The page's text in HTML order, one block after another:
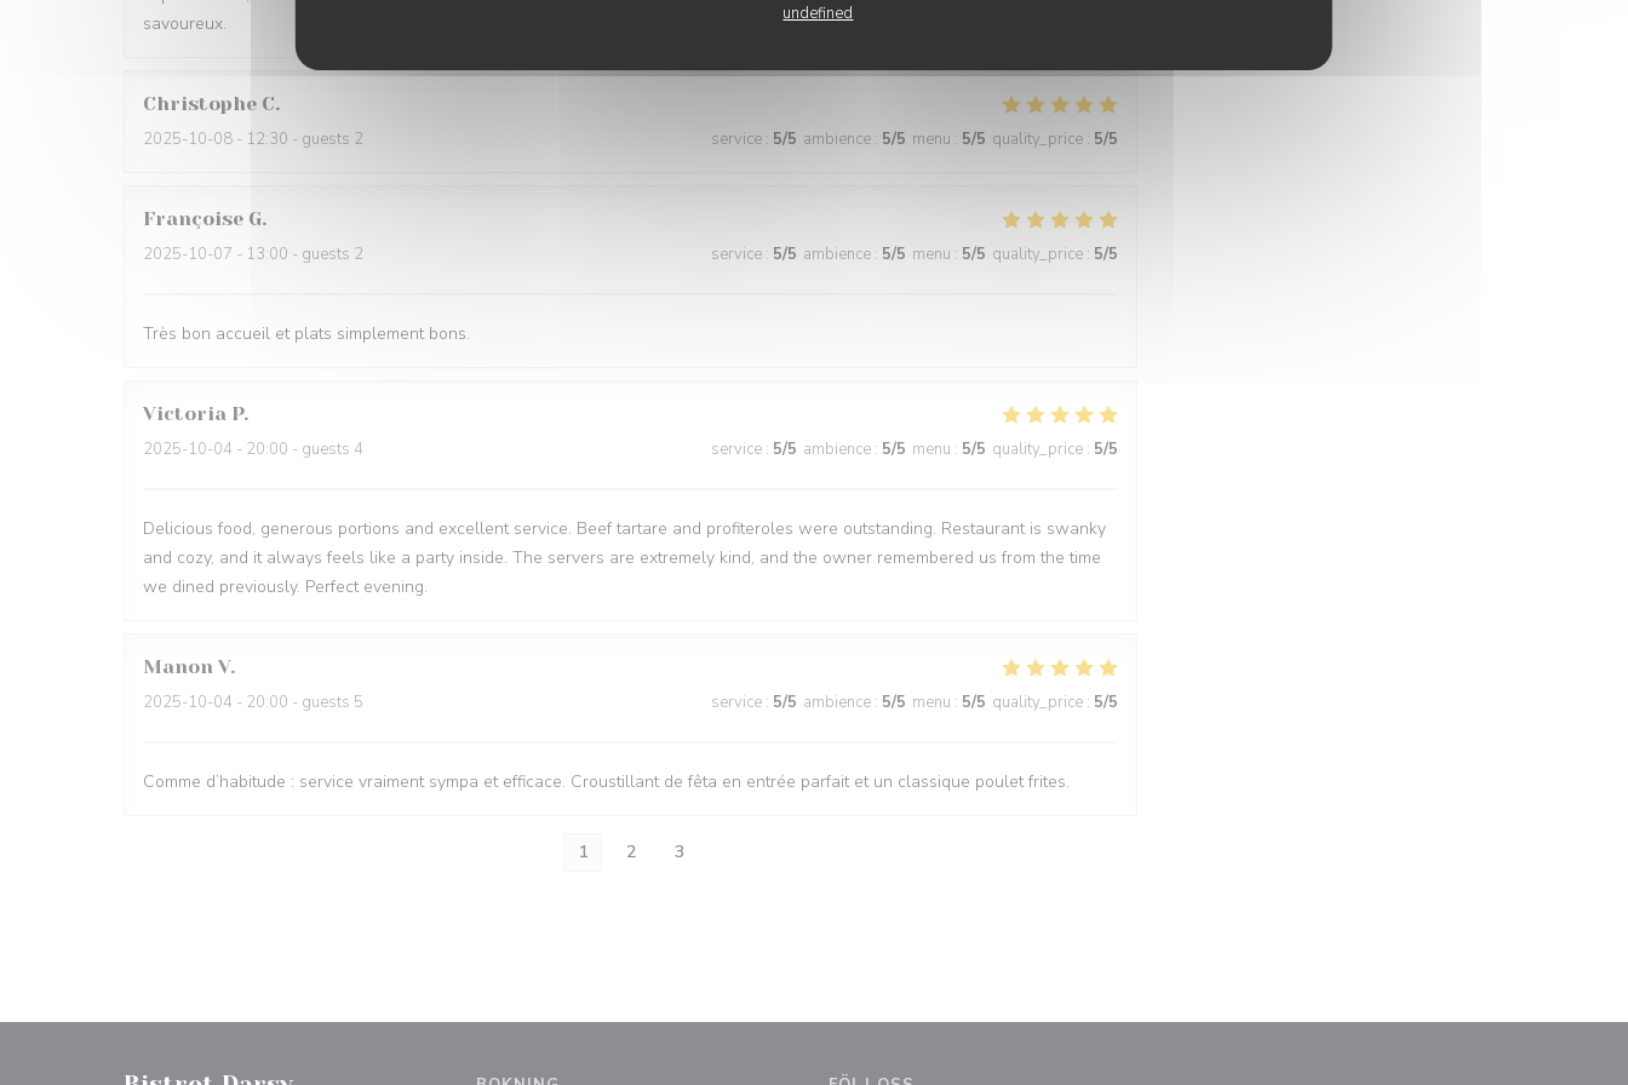
undefined
savoureux.
Christophe C
2025-10-08 - 12:30 - guests 2 service : 5/5 ambience : 5/5 menu : 5/5 quality_price : 5/5
Françoise G
2025-10-07 - 13:00 - guests 2 service : 5/5 ambience : 5/5 menu : 5/5 quality_price : 5/5
Très bon accueil et plats simplement bons.
Victoria P
2025-10-04 - 20:00 - guests 4 service : 5/5 ambience : 5/5 menu : 5/5 quality_price : 5/5
Delicious food, generous portions and excellent service. Beef tartare and profiteroles were outstanding. Restaurant is swanky
and cozy, and it always feels like a party inside. The servers are extremely kind, and the owner remembered us from the time
we dined previously. Perfect evening.
Manon V
2025-10-04 - 20:00 - guests 5 service : 5/5 ambience : 5/5 menu : 5/5 quality_price : 5/5
Comme d’habitude : service vraiment sympa et efficace. Croustillant de fêta en entrée parfait et un classique poulet frites.
1 2 3